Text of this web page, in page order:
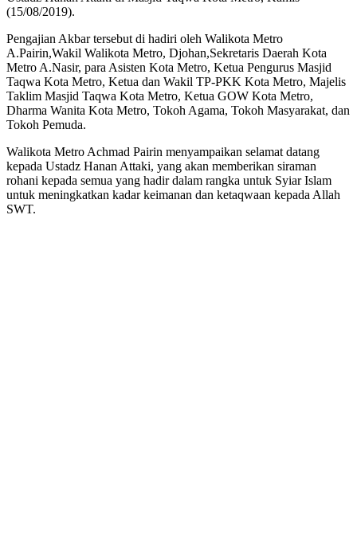
(15/08/2019).
Pengajian Akbar tersebut di hadiri oleh Walikota Metro
A.Pairin,Wakil Walikota Metro, Djohan,Sekretaris Daerah Kota
Metro A.Nasir, para Asisten Kota Metro, Ketua Pengurus Masjid
Taqwa Kota Metro, Ketua dan Wakil TP-PKK Kota Metro, Majelis
Taklim Masjid Taqwa Kota Metro, Ketua GOW Kota Metro,
Dharma Wanita Kota Metro, Tokoh Agama, Tokoh Masyarakat, dan
Tokoh Pemuda.
Walikota Metro Achmad Pairin menyampaikan selamat datang
kepada Ustadz Hanan Attaki, yang akan memberikan siraman
rohani kepada semua yang hadir dalam rangka untuk Syiar Islam
untuk meningkatkan kadar keimanan dan ketaqwaan kepada Allah
SWT.